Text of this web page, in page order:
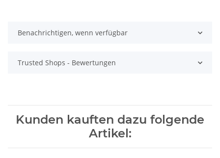
Benachrichtigen, wenn verfügbar
Trusted Shops - Bewertungen
Kunden kauften dazu folgende
Artikel: